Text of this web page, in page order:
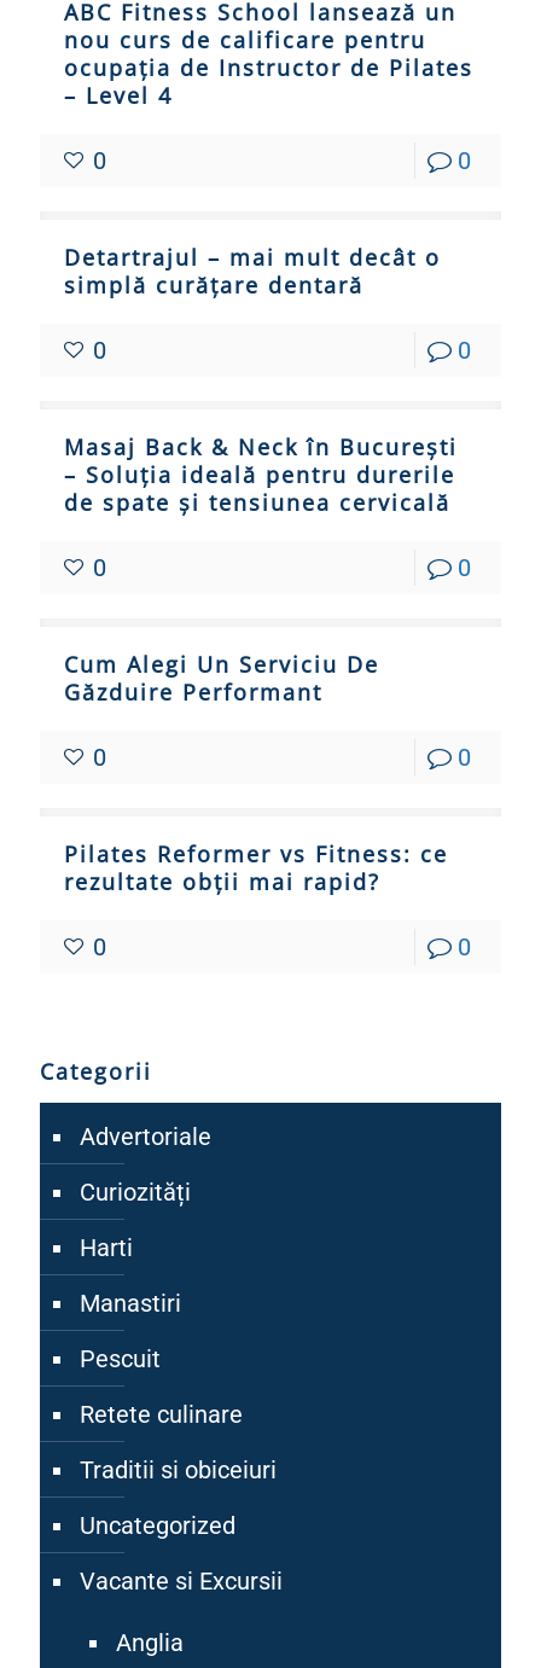
ABC Fitness School lansează un
nou curs de calificare pentru
ocupația de Instructor de Pilates
– Level 4
0 0
Detartrajul – mai mult decât o
simplă curățare dentară
0 0
Masaj Back & Neck în București
– Soluția ideală pentru durerile
de spate și tensiunea cervicală
0 0
Cum Alegi Un Serviciu De
Găzduire Performant
0 0
Pilates Reformer vs Fitness: ce
rezultate obții mai rapid?
0 0
Categorii
Advertoriale
Curiozități
Harti
Manastiri
Pescuit
Retete culinare
Traditii si obiceiuri
Uncategorized
Vacante si Excursii
Anglia